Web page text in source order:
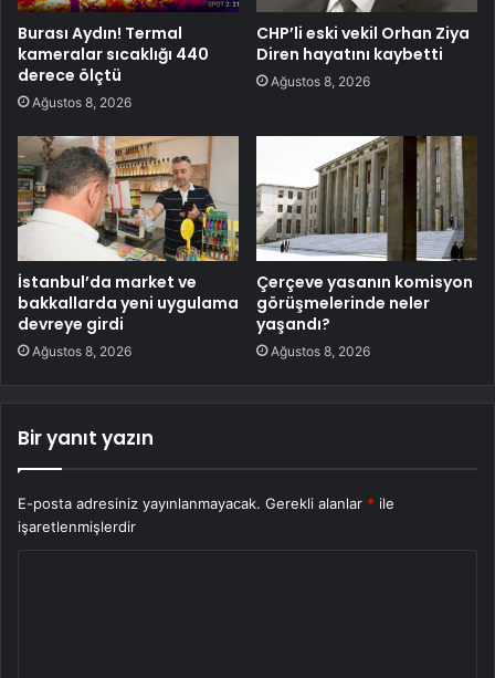
Burası Aydın! Termal
kameralar sıcaklığı 440
derece ölçtü
Ağustos 8, 2026
CHP’li eski vekil Orhan Ziya
Diren hayatını kaybetti
Ağustos 8, 2026
İstanbul’da market ve
bakkallarda yeni uygulama
devreye girdi
Ağustos 8, 2026
Çerçeve yasanın komisyon
görüşmelerinde neler
yaşandı?
Ağustos 8, 2026
Bir yanıt yazın
E-posta adresiniz yayınlanmayacak. Gerekli alanlar * ile
işaretlenmişlerdir